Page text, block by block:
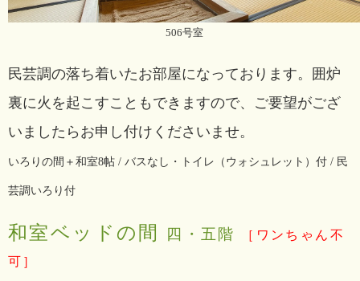
506号室
民芸調の落ち着いたお部屋になっております。囲炉
裏に火を起こすこともできますので、ご要望がござ
いましたらお申し付けくださいませ。
いろりの間＋和室8帖 / バスなし・トイレ（ウォシュレット）付 / 民
芸調いろり付
和室ベッドの間 四・五階
［ワンちゃん不
可］